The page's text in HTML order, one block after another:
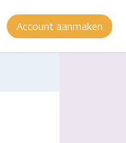
Account aanmaken